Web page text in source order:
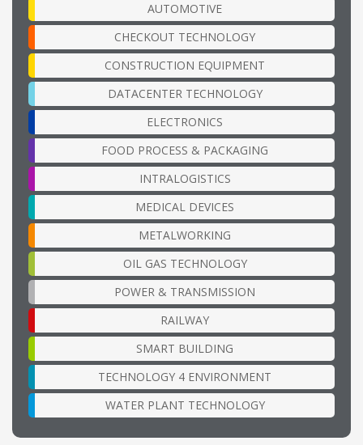
AUTOMOTIVE
CHECKOUT TECHNOLOGY
CONSTRUCTION EQUIPMENT
DATACENTER TECHNOLOGY
ELECTRONICS
FOOD PROCESS & PACKAGING
INTRALOGISTICS
MEDICAL DEVICES
METALWORKING
OIL GAS TECHNOLOGY
POWER & TRANSMISSION
RAILWAY
SMART BUILDING
TECHNOLOGY 4 ENVIRONMENT
WATER PLANT TECHNOLOGY